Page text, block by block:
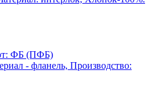
- фланель, Производство: